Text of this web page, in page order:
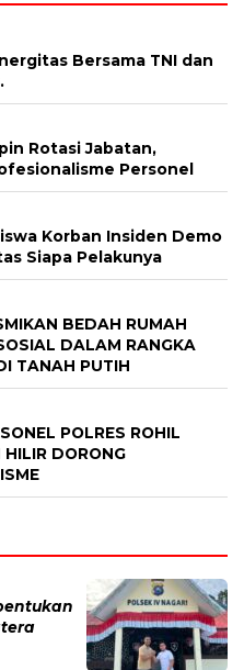
Bersama TNI dan
Rotasi Jabatan,
Personel
Korban Insiden Demo
Siapa Pelakunya
BEDAH RUMAH
DALAM RANGKA
TANAH PUTIH
POLRES ROHIL
DORONG